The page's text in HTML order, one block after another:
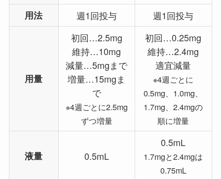
用法 週1回投与 週1回投与
用量
初回…2.5mg
維持…10mg
減量…5mgまで
増量…15mgま
で
※4週ごとに2.5mg
ずつ増量
初回…0.25mg
維持…2.4mg
適宜減量
※4週ごとに
0.5mg、1.0mg、
1.7mg、2.4mgの
順に増量
液量 0.5mL
0.5mL
1.7mgと2.4mgは
0.75mL